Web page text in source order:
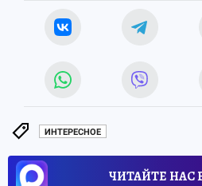
ИНТЕРЕСНОЕ
ЧИТАЙТЕ НАС